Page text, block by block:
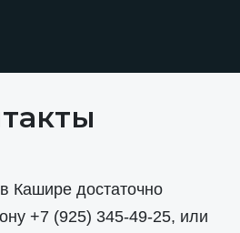
Кашире достаточно
+7 (925) 345-49-25, или